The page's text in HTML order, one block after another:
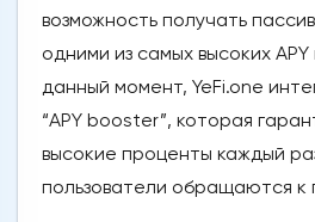
возможность получать
одними из самых высоких
данный момент, YeFi.one
“APY booster”, которая
высокие проценты каждый
пользователи обращаются к